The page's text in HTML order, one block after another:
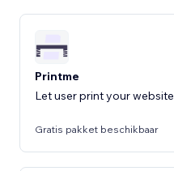
Printme
Let user print your website
Gratis pakket beschikbaar